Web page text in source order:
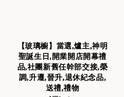
【玻璃櫥】當選,爐主,神明
聖誕生日,開業開店開幕禮
品,社團新舊任幹部交接,榮
調,升遷,晉升,退休紀念品,
送禮,禮物